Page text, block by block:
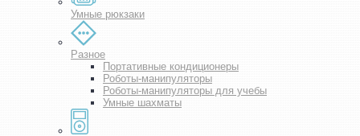
Умные рюкзаки
Разное
Портативные кондиционеры
Роботы-манипуляторы
Роботы-манипуляторы для учебы
Умные шахматы